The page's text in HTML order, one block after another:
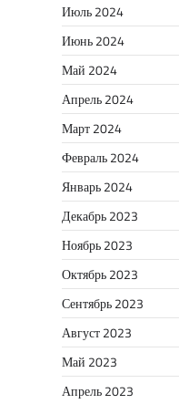
Июль 2024
Июнь 2024
Май 2024
Апрель 2024
Март 2024
Февраль 2024
Январь 2024
Декабрь 2023
Ноябрь 2023
Октябрь 2023
Сентябрь 2023
Август 2023
Май 2023
Апрель 2023